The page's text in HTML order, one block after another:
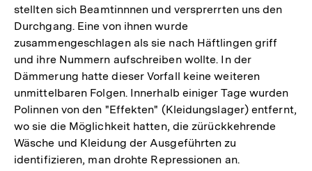
stellten sich Beamtinnnen und versprerrten uns den
Durchgang. Eine von ihnen wurde
zusammengeschlagen als sie nach Häftlingen griff
und ihre Nummern aufschreiben wollte. In der
Dämmerung hatte dieser Vorfall keine weiteren
unmittelbaren Folgen. Innerhalb einiger Tage wurden
Polinnen von den "Effekten" (Kleidungslager) entfernt,
wo sie die Möglichkeit hatten, die zürückkehrende
Wäsche und Kleidung der Ausgeführten zu
identifizieren, man drohte Repressionen an.